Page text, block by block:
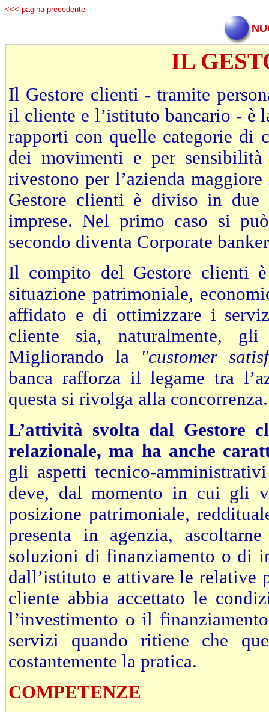
<<< pagina precedente
IL
Il Gestore clienti - tramite
il cliente e l’istituto bancario - è
rapporti con quelle categorie di
dei movimenti e per
rivestono per l’azienda
Gestore clienti è diviso in
imprese. Nel primo caso si
secondo diventa Corporate
Il compito del Gestore clienti è
situazione patrimoniale,
affidato e di ottimizzare i
cliente sia, naturalmente,
Migliorando la
"customer
banca rafforza il legame tra
questa si rivolga alla concorrenza.
L’attività svolta dal Gestore
relazionale, ma ha anche
gli aspetti tecnico-
deve, dal momento in cui gli
posizione patrimoniale,
presenta in agenzia,
soluzioni di finanziamento o di
dall’istituto e attivare le relative
cliente abbia accettato le
l’investimento o il
servizi quando ritiene che
costantemente la pratica.
COMPETENZE